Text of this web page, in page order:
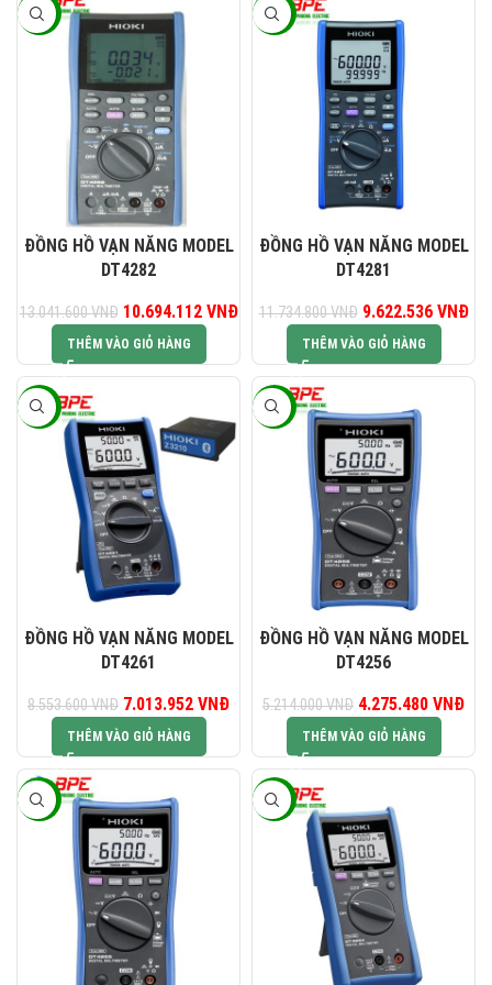
-18%
ĐỒNG HỒ VẠN NĂNG MODEL
DT4282
13.041.600VNĐ Giá gốc là: 13.041.600 VNĐ.
10.694.112 VNĐGiá hiện tại là: 10.694.112 VNĐ.
THÊM VÀO GIỎ HÀNG
-18%
ĐỒNG HỒ VẠN NĂNG MODEL
DT4281
11.734.800VNĐ
Giá gốc là:
11.734.800 VNĐ.
9.622.536 VNĐ
THÊM VÀO GIỎ HÀNG
-18%
ĐỒNG HỒ VẠN NĂNG MODEL
DT4261
8.553.600VNĐ Giá gốc là: 8.553.600 VNĐ.
7.013.952 VNĐ Giá hiện tại là: 7.013.952 VNĐ.
THÊM VÀO GIỎ HÀNG
-18%
ĐỒNG HỒ VẠN NĂNG MODEL
DT4256
5.214.000VNĐ
Giá gốc là:
5.214.000 VNĐ.
4.275.480 VNĐ
THÊM VÀO GIỎ HÀNG
-18% -18%